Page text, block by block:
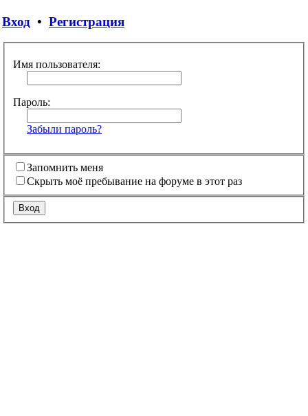
Вход • Регистрация
Имя пользователя:
Пароль:
Забыли пароль?
Запомнить меня
Скрыть моё пребывание на форуме в этот раз